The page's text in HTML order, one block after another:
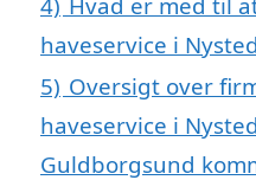
haveservice i
5) Oversigt over
haveservice i
Guldborgsund